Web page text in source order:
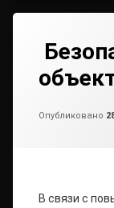
Опубликовано
В связи с